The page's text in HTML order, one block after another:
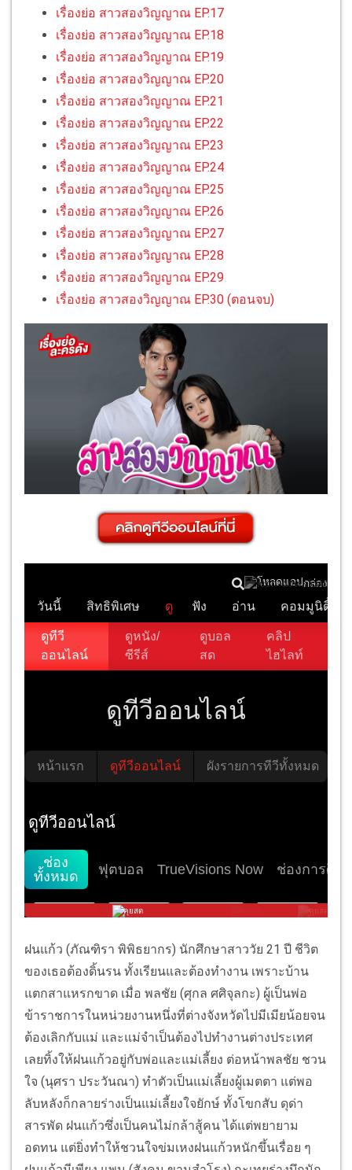
เรื่องย่อ สาวสองวิญญาณ EP.17
เรื่องย่อ สาวสองวิญญาณ EP.18
เรื่องย่อ สาวสองวิญญาณ EP.19
เรื่องย่อ สาวสองวิญญาณ EP.20
เรื่องย่อ สาวสองวิญญาณ EP.21
เรื่องย่อ สาวสองวิญญาณ EP.22
เรื่องย่อ สาวสองวิญญาณ EP.23
เรื่องย่อ สาวสองวิญญาณ EP.24
เรื่องย่อ สาวสองวิญญาณ EP.25
เรื่องย่อ สาวสองวิญญาณ EP.26
เรื่องย่อ สาวสองวิญญาณ EP.27
เรื่องย่อ สาวสองวิญญาณ EP.28
เรื่องย่อ สาวสองวิญญาณ EP.29
เรื่องย่อ สาวสองวิญญาณ EP.30 (ตอนจบ)
ฝนแก้ว (ภัณฑิรา พิพิธยากร) นักศึกษาสาววัย 21 ปี ชีวิต
ของเธอต้องดิ้นรน ทั้งเรียนและต้องทำงาน เพราะบ้าน
แตกสาแหรกขาด เมื่อ พลชัย (ศุกล ศศิจุลกะ) ผู้เป็นพ่อ
ข้าราชการในหน่วยงานหนึ่งที่ต่างจังหวัดไปมีเมียน้อยจน
ต้องเลิกกับแม่ และแม่จำเป็นต้องไปทำงานต่างประเทศ
เลยทิ้งให้ฝนแก้วอยู่กับพ่อและแม่เลี้ยง ต่อหน้าพลชัย ชวน
ใจ (นุศรา ประวันณา) ทำตัวเป็นแม่เลี้ยงผู้เมตตา แต่พอ
ลับหลังก็กลายร่างเป็นแม่เลี้ยงใจยักษ์ ทั้งโขกสับ ดุด่า
สารพัด ฝนแก้วซึ่งเป็นคนไม่กล้าสู้คน ได้แต่พยายาม
อดทน แต่ยิ่งทำให้ชวนใจข่มเหงฝนแก้วหนักขึ้นเรื่อย ๆ